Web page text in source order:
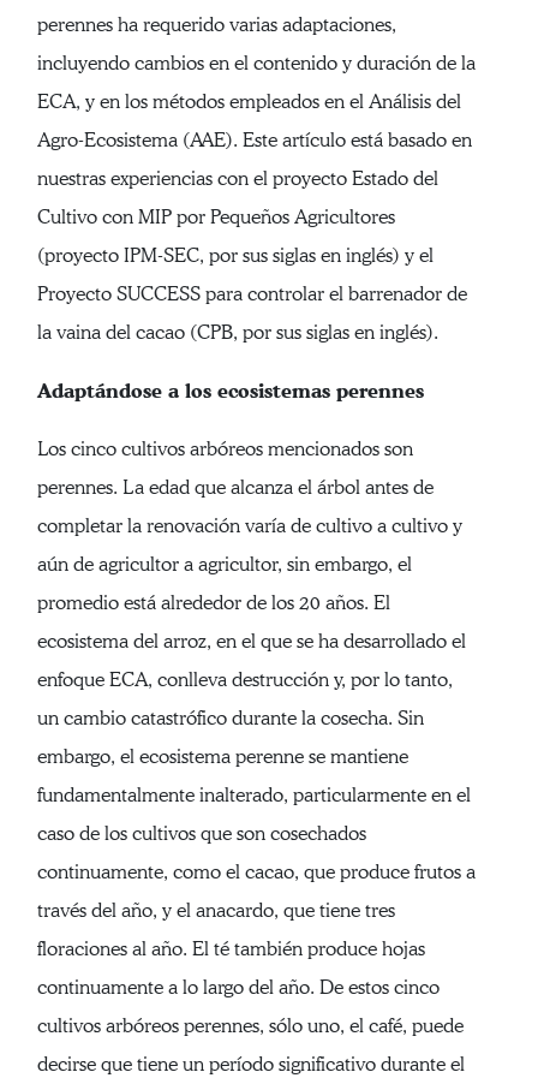
perennes ha requerido varias adaptaciones,
incluyendo cambios en el contenido y duración de la
ECA, y en los métodos empleados en el Análisis del
Agro-Ecosistema (AAE). Este artículo está basado en
nuestras experiencias con el proyecto Estado del
Cultivo con MIP por Pequeños Agricultores
(proyecto IPM-SEC, por sus siglas en inglés) y el
Proyecto SUCCESS para controlar el barrenador de
la vaina del cacao (CPB, por sus siglas en inglés).
Adaptándose a los ecosistemas perennes
Los cinco cultivos arbóreos mencionados son
perennes. La edad que alcanza el árbol antes de
completar la renovación varía de cultivo a cultivo y
aún de agricultor a agricultor, sin embargo, el
promedio está alrededor de los 20 años. El
ecosistema del arroz, en el que se ha desarrollado el
enfoque ECA, conlleva destrucción y, por lo tanto,
un cambio catastrófico durante la cosecha. Sin
embargo, el ecosistema perenne se mantiene
fundamentalmente inalterado, particularmente en el
caso de los cultivos que son cosechados
continuamente, como el cacao, que produce frutos a
través del año, y el anacardo, que tiene tres
floraciones al año. El té también produce hojas
continuamente a lo largo del año. De estos cinco
cultivos arbóreos perennes, sólo uno, el café, puede
decirse que tiene un período significativo durante el